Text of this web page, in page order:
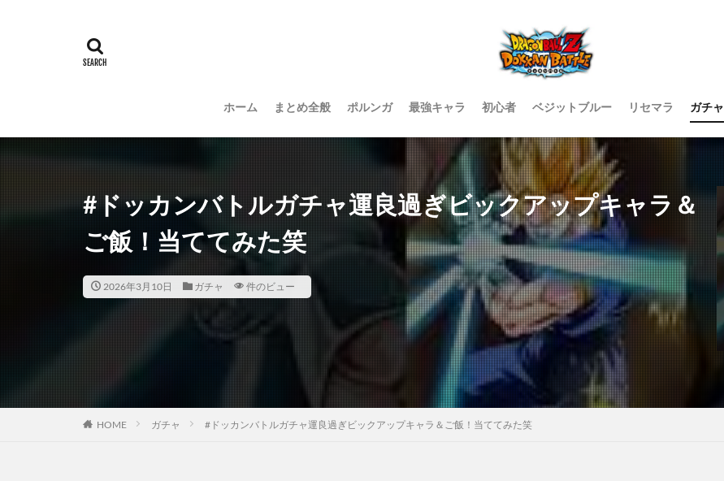
ホーム まとめ全般 ポルンガ 最強キャラ 初心者 ベジットブルー リセマラ ガチャ
#ドッカンバトルガチャ運良過ぎビックアップキャラ＆
ご飯！当ててみた笑
2026年3月10日 ガチャ 件のビュー
HOME ガチャ #ドッカンバトルガチャ運良過ぎビックアップキャラ＆ご飯！当ててみた笑